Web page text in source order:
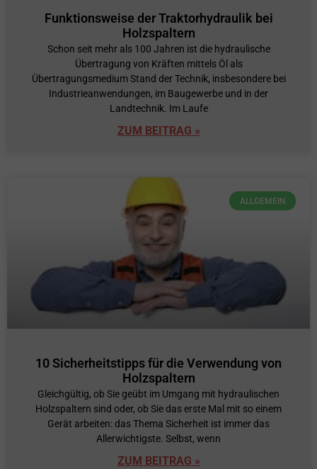
Funktionsweise der Traktorhydraulik bei
Holzspaltern
Schon seit mehr als 100 Jahren ist die hydraulische
Übertragung von Kräften mittels Öl als
Übertragungsmedium Stand der Technik, insbesondere bei
Industrieanwendungen, im Baugewerbe und in der
Landtechnik. Im Laufe
ZUM BEITRAG »
ALLGEMEIN
10 Sicherheitstipps für die Verwendung von
Holzspaltern
Gleichgültig, ob Sie geübt im Umgang mit hydraulischen
Holzspaltern sind oder, ob Sie das erste Mal mit so einem
Gerät arbeiten: das Thema Sicherheit ist immer das
Allerwichtigste. Selbst, wenn
ZUM BEITRAG »